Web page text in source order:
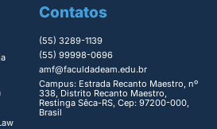
Contatos
(55) 3289-1139
(55) 99998-0696
amf@faculdadeam.edu.br
Campus: Estrada Recanto Maestro, nº
338, Distrito Recanto Maestro,
Restinga Sêca-RS, Cep: 97200-000,
Brasil